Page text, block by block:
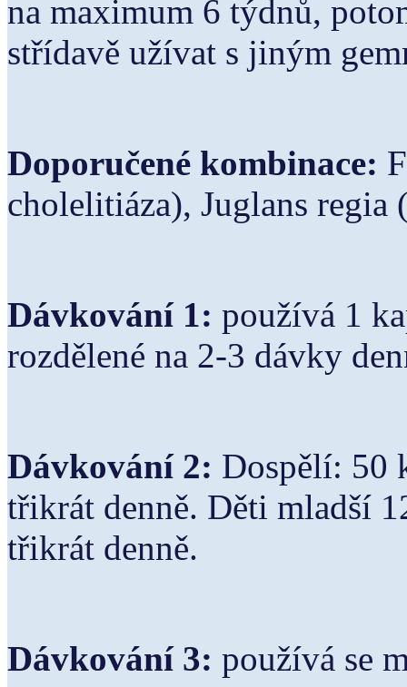
na maximum 6 týdnů,
střídavě užívat s jiným
Doporučené kombinace:
cholelitiáza), Juglans regia
Dávkování 1: používá 1
rozdělené na 2-3 dávky
Dávkování 2: Dospělí: 50
třikrát denně. Děti mladší
třikrát denně.
Dávkování 3: používá se